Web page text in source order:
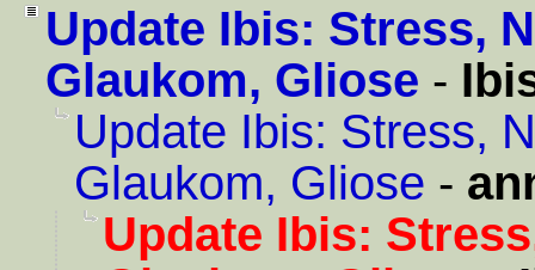
Update Ibis: Stress,
Glaukom, Gliose -
Update Ibis: Stress,
Glaukom, Gliose -
Update Ibis: